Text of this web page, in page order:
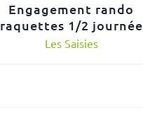
Engagement rando
raquettes 1/2 journée
Les Saisies